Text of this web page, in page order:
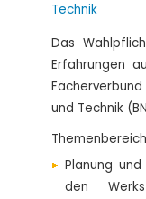
Technik
Das
Erfahrungen
und Technik
Planung
den